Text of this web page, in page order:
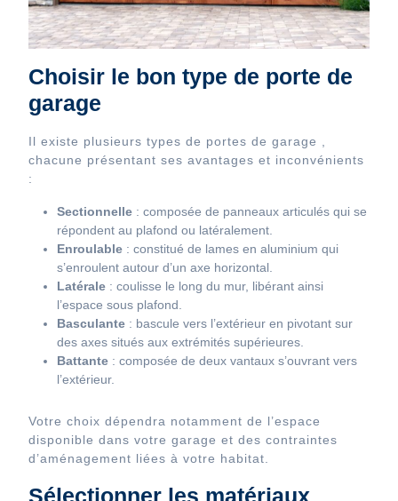
Choisir le bon type de porte de
garage
Il existe plusieurs types de portes de garage ,
chacune présentant ses avantages et inconvénients
:
Sectionnelle : composée de panneaux articulés qui se
répondent au plafond ou latéralement.
Enroulable : constitué de lames en aluminium qui
s’enroulent autour d’un axe horizontal.
Latérale : coulisse le long du mur, libérant ainsi
l’espace sous plafond.
Basculante : bascule vers l’extérieur en pivotant sur
des axes situés aux extrémités supérieures.
Battante : composée de deux vantaux s’ouvrant vers
l’extérieur.
Votre choix dépendra notamment de l’espace
disponible dans votre garage et des contraintes
d’aménagement liées à votre habitat.